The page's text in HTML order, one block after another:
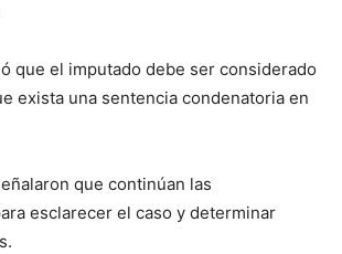
que el imputado debe ser considerado
exista una sentencia condenatoria en
que continúan las
esclarecer el caso y determinar